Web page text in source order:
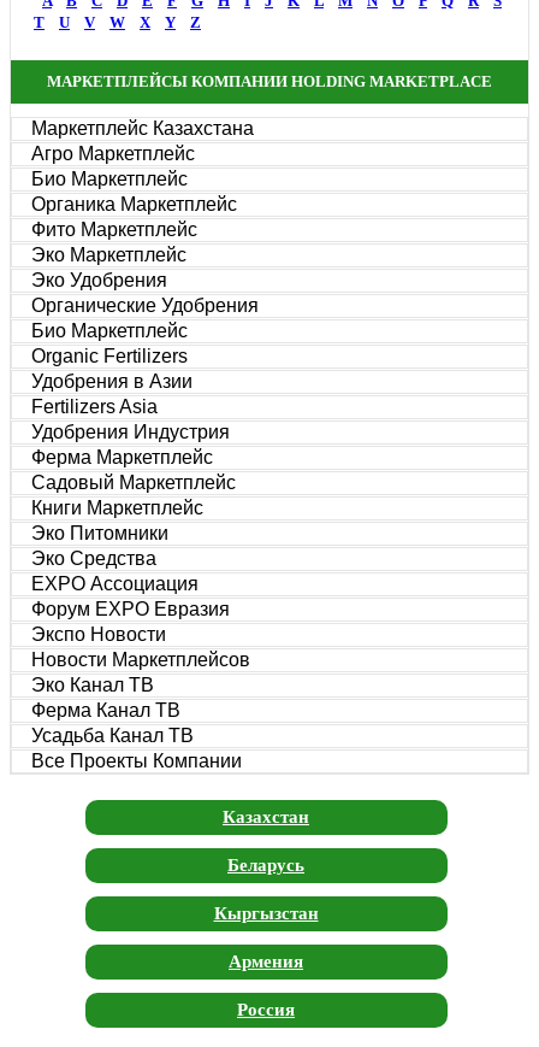
T
U V W X Y Z
МАРКЕТПЛЕЙСЫ КОМПАНИИ HOLDING MARKETPLACE
Маркетплейс Казахстана
Агро Маркетплейс
Био Маркетплейс
Органика Маркетплейс
Фито Маркетплейс
Эко Маркетплейс
Эко Удобрения
Органические Удобрения
Био Маркетплейс
Organic Fertilizers
Удобрения в Азии
Fertilizers Asia
Удобрения Индустрия
Ферма Маркетплейс
Садовый Маркетплейс
Книги Маркетплейс
Эко Питомники
Эко Средства
EXPO Ассоциация
Форум EXPO Евразия
Экспо Новости
Новости Маркетплейсов
Эко Канал ТВ
Ферма Канал ТВ
Усадьба Канал ТВ
Все Проекты Компании
Казахстан
Беларусь
Кыргызстан
Армения
Россия